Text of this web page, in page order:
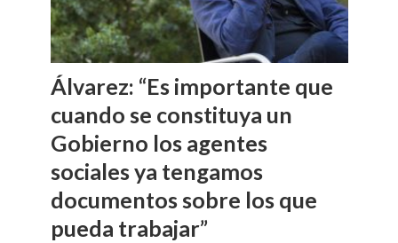
Álvarez: “Es importante que
cuando se constituya un
Gobierno los agentes
sociales ya tengamos
documentos sobre los que
pueda trabajar”